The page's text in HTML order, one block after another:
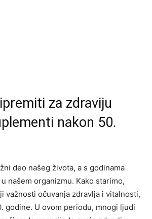
za zdraviju
nakon 50.
deo našeg života, a s godinama
našem organizmu. Kako starimo,
važnosti očuvanja zdravlja i vitalnosti,
godine. U ovom periodu, mnogi ljudi